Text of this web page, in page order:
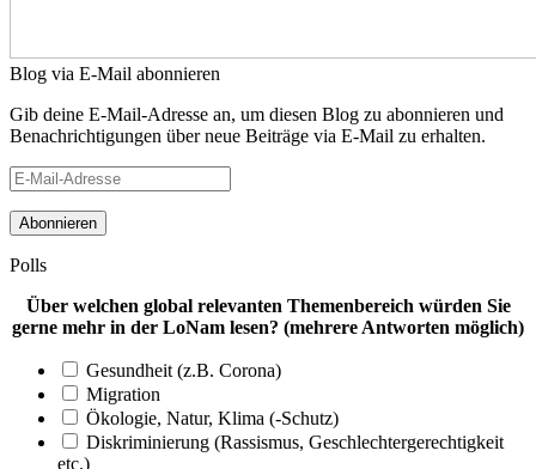
Blog via E-Mail abonnieren
Gib deine E-Mail-Adresse an, um diesen Blog zu abonnieren und
Benachrichtigungen über neue Beiträge via E-Mail zu erhalten.
E-
Mail-
Adresse
Polls
Über welchen global relevanten Themenbereich würden Sie
gerne mehr in der LoNam lesen? (mehrere Antworten möglich)
Gesundheit (z.B. Corona)
Migration
Ökologie, Natur, Klima (-Schutz)
Diskriminierung (Rassismus, Geschlechtergerechtigkeit
etc.)